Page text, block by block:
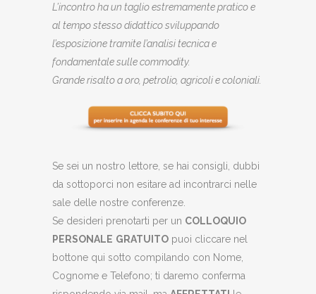
L’incontro ha un taglio estremamente pratico e
al tempo stesso didattico sviluppando
l’esposizione tramite l’analisi tecnica e
fondamentale sulle commodity.
Grande risalto a oro, petrolio, agricoli e coloniali.
Se sei un nostro lettore, se hai consigli, dubbi
da sottoporci non esitare ad incontrarci nelle
sale delle nostre conferenze.
Se desideri prenotarti per un COLLOQUIO
PERSONALE GRATUITO puoi cliccare nel
bottone qui sotto compilando con Nome,
Cognome e Telefono; ti daremo conferma